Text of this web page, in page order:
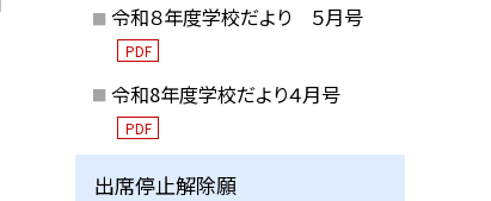
令和８年度学校だより ５月号
PDF
令和8年度学校だより４月号
PDF
出席停止解除願